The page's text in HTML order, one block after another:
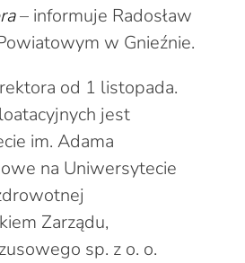
– informuje Radosław
w Gnieźnie.
od 1 listopada.
jest
im. Adama
na Uniwersytecie
Zarządu,
sp. z o. o.